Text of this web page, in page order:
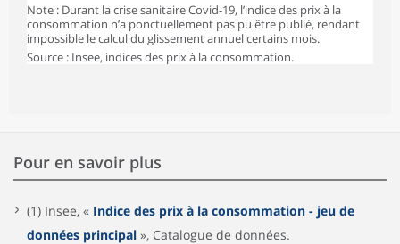
Note : Durant la crise sanitaire Covid-19, l’indice des prix à la
consommation n’a ponctuellement pas pu être publié, rendant
impossible le calcul du glissement annuel certains mois.
Source : Insee, indices des prix à la consommation.
Pour en savoir plus
(1) Insee, « Indice des prix à la consommation - jeu de
données principal », Catalogue de données.